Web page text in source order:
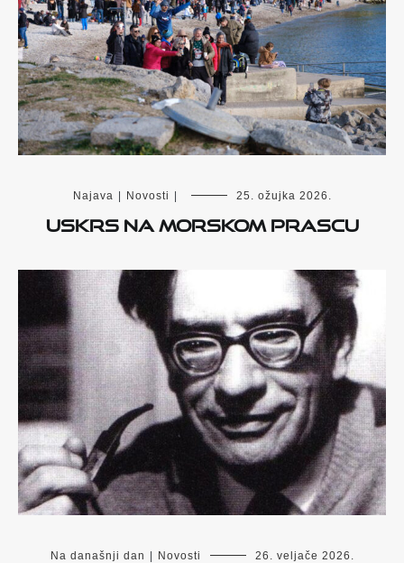
Najava | Novosti | 25. ožujka 2026.
Uskrs na Morskom prascu
Na današnji dan | Novosti 26. veljače 2026.